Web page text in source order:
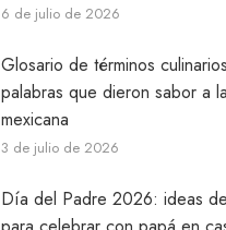
6 de julio de 2026
Glosario de términos
palabras que dieron sabor a
mexicana
3 de julio de 2026
Día del Padre 2026: ideas